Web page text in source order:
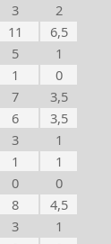
3
2
11
6,5
5
1
1
0
7
3,5
6
3,5
3
1
1
1
0
0
8
4,5
3
1